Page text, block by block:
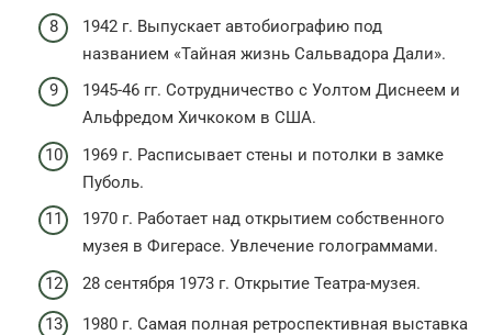
1942 г. Выпускает автобиографию под
названием «Тайная жизнь Сальвадора Дали».
1945-46 гг. Сотрудничество с Уолтом Диснеем и
Альфредом Хичкоком в США.
1969 г. Расписывает стены и потолки в замке
Пуболь.
1970 г. Работает над открытием собственного
музея в Фигерасе. Увлечение голограммами.
28 сентября 1973 г. Открытие Театра-музея.
1980 г. Самая полная ретроспективная выставка